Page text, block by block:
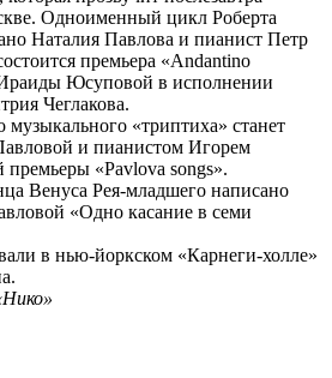
Одноименный цикл Роберта
Наталия Павлова и пианист Петр
премьера «Andantino
Юсуповой в исполнении
Чеглакова.
музыкального «триптиха» станет
и пианистом Игорем
«Pavlova songs».
Венуса Рея-младшего написано
«Одно касание в семи
в нью-йоркском «Карнеги-холле»